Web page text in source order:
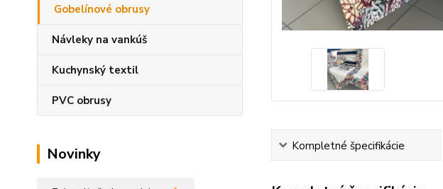
Gobelínové obrusy
Návleky na vankúš
Kuchynský textil
PVC obrusy
Novinky Kompletné špecifikácie